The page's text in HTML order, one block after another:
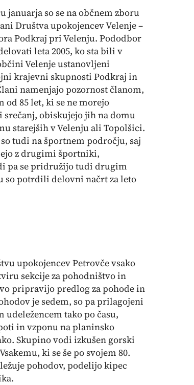
januarja so se na občnem zboru
Društva upokojencev Velenje –
Podkraj pri Velenju. Pododbor
leta 2005, ko sta bili v
Velenje ustanovljeni
krajevni skupnosti Podkraj in
namenjajo pozornost članom,
od 85 let, ki se ne morejo
srečanj, obiskujejo jih na domu
starejših v Velenju ali Topolšici.
tudi na športnem področju, saj
z drugimi športniki,
pa se pridružijo tudi drugim
potrdili delovni načrt za leto
upokojencev Petrovče vsako
sekcije za pohodništvo in
pripravijo predlog za pohode in
je sedem, so pa prilagojeni
udeležencem tako po času,
in vzponu na planinsko
Skupino vodi izkušen gorski
ki se še po svojem 80.
pohodov, podelijo kipec